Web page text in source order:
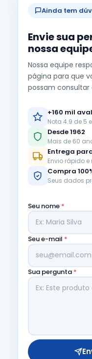
Ainda tem
Envie sua
nossa
Nossa equipe
página para que
possam consultar
+160 mil
Nota 4.9 de 5
Desde 1962
Mais de 60
Entrega
Envio rápido
Compra
Seus dados
Seu nome *
Seu e-mail *
Sua pergunta *